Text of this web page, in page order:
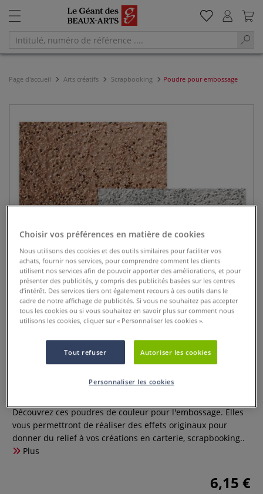
Page d'accueil Arts créatifs Scrapbooking Poudre pour embossage
Poudre pour embossage
Découvrez ces poudres de couleur pour l'embossage. Elles
vous permettront de réaliser des effets originaux pour
donner du relief à vos créations en carterie, scrapbooking..
Plus
6,15 €
Choisir vos préférences en matière de cookies
Nous utilisons des cookies et des outils similaires pour faciliter vos
achats, fournir nos services, pour comprendre comment les clients
utilisent nos services afin de pouvoir apporter des améliorations, et pour
présenter des publicités, y compris des publicités basées sur les centres
d’intérêt. Des services tiers ont également recours à ces outils dans le
cadre de notre affichage de publicités. Si vous ne souhaitez pas accepter
tous les cookies ou si vous souhaitez en savoir plus sur comment nous
utilisons les cookies, cliquer sur « Personnaliser les cookies ».
Tout refuser Autoriser les cookies
Personnaliser les cookies